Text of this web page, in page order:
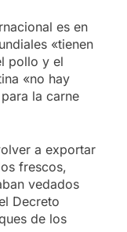
es en
«tienen
pollo y el
«no hay
la carne
a exportar
frescos,
vedados
Decreto
de los